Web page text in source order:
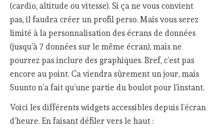
(cardio, altitude ou vitesse). Si ça ne vous convient
pas, il faudra créer un profil perso. Mais vous serez
limité à la personnalisation des écrans de données
(jusqu’à 7 données sur le même écran), mais ne
pourrez pas inclure des graphiques. Bref, c’est pas
encore au point. Ca viendra sûrement un jour, mais
Suunto n’a fait qu’une partie du boulot pour l’instant.
Voici les différents widgets accessibles depuis l’écran
d’heure. En faisant défiler vers le haut :